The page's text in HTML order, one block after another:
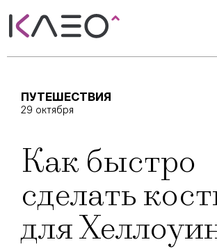
ПУТЕШЕСТВИЯ
29 октября
Как быстро
сделать
для